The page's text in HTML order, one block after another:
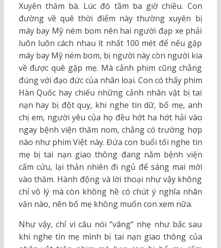
Xuyên thăm bà. Lúc đó tầm ba giờ chiều. Con
đường về quê thời điểm này thường xuyên bị
máy bay Mỹ ném bom nên hai người đạp xe phải
luôn luôn cách nhau ít nhất 100 mét để nếu gặp
máy bay Mỹ ném bom, bị người này còn người kia
về được quê gặp mẹ. Mà cảnh phim cũng chẳng
đúng với đạo đức của nhân loại. Con có thấy phim
Hàn Quốc hay chiếu những cảnh nhân vật bị tai
nạn hay bị đột quỵ, khi nghe tin dữ, bố mẹ, anh
chị em, người yêu của họ đều hớt ha hớt hải vào
ngay bệnh viện thăm nom, chẳng có trường hợp
nào như phim Việt này. Đứa con buổi tối nghe tin
mẹ bị tai nạn giao thông đang nằm bệnh viện
cấm cứu, lại thản nhiên đi ngủ để sáng mai mới
vào thăm. Hành động và lời thoại như vậy không
chỉ vô lý mà còn không hề có chút ý nghĩa nhân
văn nào, nên bố mẹ không muốn con xem nữa.
Như vậy, chỉ vì câu nói “vâng” nhẹ như bấc sau
khi nghe tin mẹ mình bị tai nạn giao thông của